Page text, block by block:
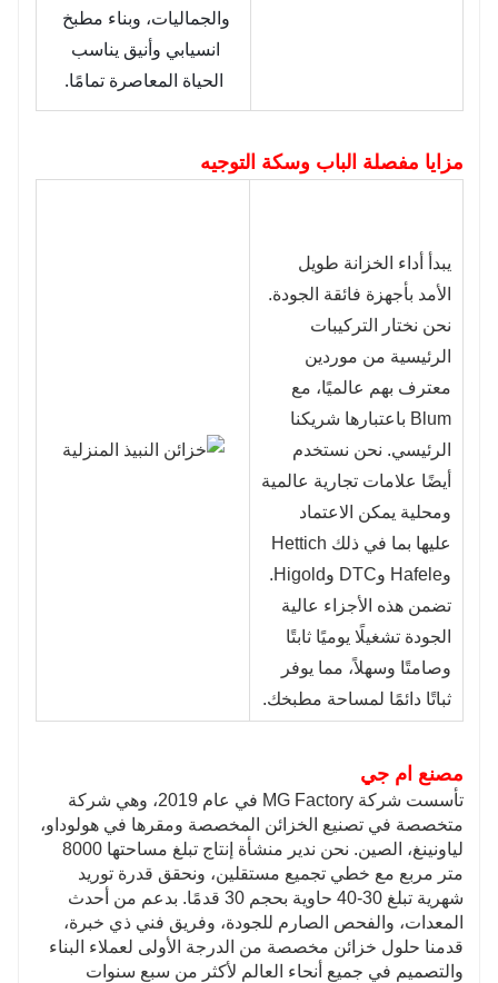
الحياة المعاصرة تمامًا.
مزايا مفصلة الباب وسكة التوجيه
يبدأ أداء الخزانة طويل
الأمد بأجهزة فائقة الجودة.
نحن نختار التركيبات
الرئيسية من موردين
معترف بهم عالميًا، مع
Blum باعتبارها شريكنا
الرئيسي. نحن نستخدم
أيضًا علامات تجارية عالمية
ومحلية يمكن الاعتماد
عليها بما في ذلك Hettich
وHafele وDTC وHigold.
تضمن هذه الأجزاء عالية
الجودة تشغيلًا يوميًا ثابتًا
وصامتًا وسهلاً، مما يوفر
ثباتًا دائمًا لمساحة مطبخك.
مصنع ام جي
تأسست شركة MG Factory في عام 2019، وهي شركة
متخصصة في تصنيع الخزائن المخصصة ومقرها في هولوداو،
لياونينغ، الصين. نحن ندير منشأة إنتاج تبلغ مساحتها 8000
متر مربع مع خطي تجميع مستقلين، ونحقق قدرة توريد
شهرية تبلغ 30-40 حاوية بحجم 30 قدمًا. بدعم من أحدث
المعدات، والفحص الصارم للجودة، وفريق فني ذي خبرة،
قدمنا ​​حلول خزائن مخصصة من الدرجة الأولى لعملاء البناء
والتصميم في جميع أنحاء العالم لأكثر من سبع سنوات